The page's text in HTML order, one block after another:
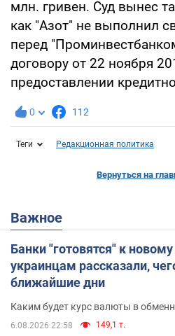
млн. гривен. Суд вынес
как "Азот" не выполнил
перед
договору от 22 ноября
предоставлении
0 112
Теги Редакционная политика
Вернуться на
Важное
Банки "готовятся" к
украинцам рассказали,
ближайшие дни
Каким будет курс валюты в
6.08.2026 22:58 149,1 т.